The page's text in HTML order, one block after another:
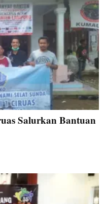
Salurkan Bantuan